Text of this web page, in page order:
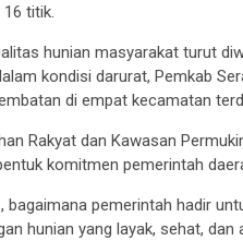
titik.
hunian masyarakat turut
kondisi darurat, Pemkab
di empat kecamatan
Rakyat dan Kawasan
komitmen pemerintah
bagaimana pemerintah hadir
hunian yang layak, sehat, dan